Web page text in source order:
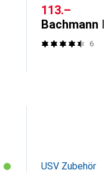
CHF
113.–
Bachmann
6
USV Zubehör